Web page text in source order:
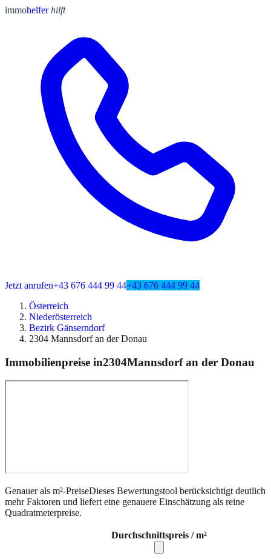
immohelfer hilft
Jetzt anrufen+43 676 444 99 44+43 676 444 99 44
Österreich
Niederösterreich
Bezirk Gänserndorf
2304 Mannsdorf an der Donau
Immobilienpreise in2304Mannsdorf an der Donau
Genauer als m²-PreiseDieses Bewertungstool berücksichtigt deutlich
mehr Faktoren und liefert eine genauere Einschätzung als reine
Quadratmeterpreise.
Durchschnittspreis / m²